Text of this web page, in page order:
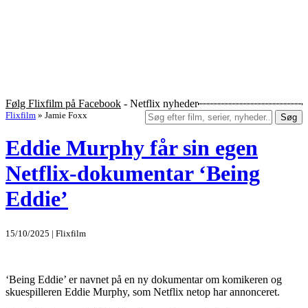
Følg Flixfilm på Facebook - Netflix nyheder
Søg
Flixfilm » Jamie Foxx
Eddie Murphy får sin egen
Netflix-dokumentar ‘Being
Eddie’
15/10/2025 | Flixfilm
‘Being Eddie’ er navnet på en ny dokumentar om komikeren og
skuespilleren Eddie Murphy, som Netflix netop har annonceret.